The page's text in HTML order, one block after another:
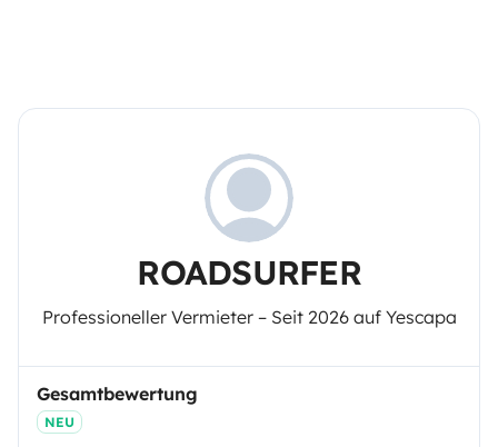
ROADSURFER
Professioneller Vermieter – Seit 2026 auf Yescapa
Gesamtbewertung
NEU